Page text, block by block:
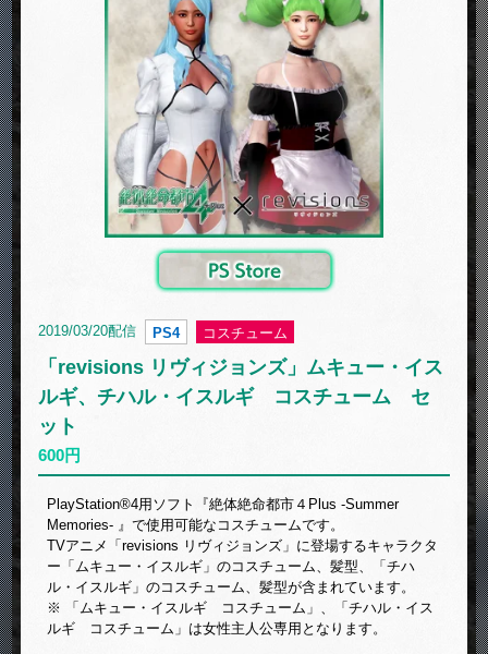
2019/03/20配信 PS4 コスチューム
「revisions リヴィジョンズ」ムキュー・イス
ルギ、チハル・イスルギ コスチューム セ
ット
600円
PlayStation®4用ソフト『絶体絶命都市４Plus -Summer
Memories- 』で使用可能なコスチュームです。
TVアニメ「revisions リヴィジョンズ」に登場するキャラクタ
ー「ムキュー・イスルギ」のコスチューム、髪型、「チハ
ル・イスルギ」のコスチューム、髪型が含まれています。
※ 「ムキュー・イスルギ コスチューム」、「チハル・イス
ルギ コスチューム」は女性主人公専用となります。